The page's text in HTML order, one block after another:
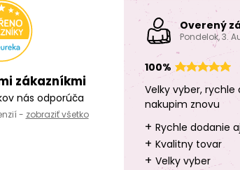
zákazníkmi
nás odporúča
- zobraziť všetko
Overený
Pondelok, 3.
100%
Velky vyber, rychle
nakupim znovu
+ Rychle dodanie
+ Kvalitny tovar
+ Velky vyber